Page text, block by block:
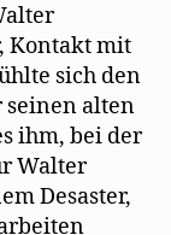
der
47
Kontakt mit
sich den
seinen alten
ihm, bei der
Walter
Desaster,